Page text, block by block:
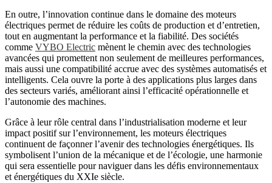
En outre, l’innovation continue dans le domaine des moteurs
électriques permet de réduire les coûts de production et d’entretien,
tout en augmentant la performance et la fiabilité. Des sociétés
comme VYBO Electric mènent le chemin avec des technologies
avancées qui promettent non seulement de meilleures performances,
mais aussi une compatibilité accrue avec des systèmes automatisés et
intelligents. Cela ouvre la porte à des applications plus larges dans
des secteurs variés, améliorant ainsi l’efficacité opérationnelle et
l’autonomie des machines.
Grâce à leur rôle central dans l’industrialisation moderne et leur
impact positif sur l’environnement, les moteurs électriques
continuent de façonner l’avenir des technologies énergétiques. Ils
symbolisent l’union de la mécanique et de l’écologie, une harmonie
qui sera essentielle pour naviguer dans les défis environnementaux
et énergétiques du XXIe siècle.